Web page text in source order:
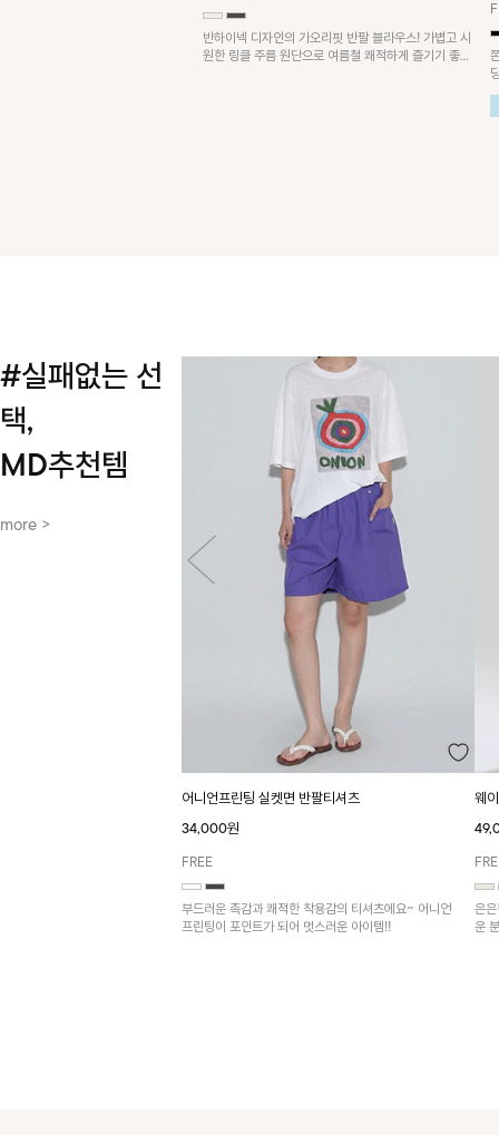
반하이넥 디자인의 가오리핏 반팔 블라우스! 가볍고 시
원한 링클 주름 원단으로 여름철 쾌적하게 즐기기 좋은
#실패없는 선
택,
MD추천템
more >
어니언프린팅 실켓면 반팔티셔츠
34,000원
FREE
부드러운 촉감과 쾌적한 착용감의 티셔츠에요~ 어니언
프린팅이 포인트가 되어 멋스러운 아이템!!
웨
은
운